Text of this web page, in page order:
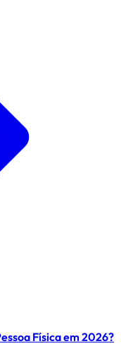
Física em 2026?